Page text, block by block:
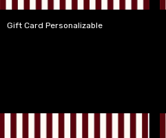
Gift Card Personalizable